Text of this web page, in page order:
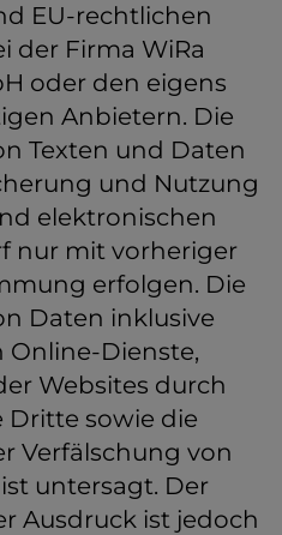
EU-rechtlichen
der Firma WiRa
oder den eigens
Anbietern. Die
Texten und Daten
und Nutzung
elektronischen
nur mit vorheriger
erfolgen. Die
Daten inklusive
Online-Dienste,
Websites durch
sowie die
Verfälschung von
untersagt. Der
Ausdruck ist jedoch